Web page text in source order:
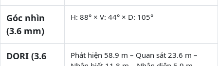
Góc nhìn
(3.6 mm)
H: 88° × V: 44° × D: 105°
DORI (3.6
Phát hiện 58.9 m – Quan sát 23.6 m –